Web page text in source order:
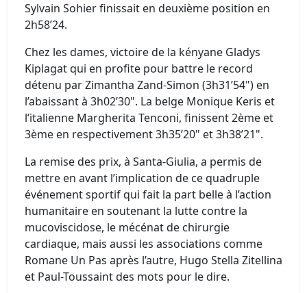
Sylvain Sohier finissait en deuxième position en
2h58’24.
Chez les dames, victoire de la kényane Gladys
Kiplagat qui en profite pour battre le record
détenu par Zimantha Zand-Simon (3h31’54") en
l’abaissant à 3h02’30". La belge Monique Keris et
l’italienne Margherita Tenconi, finissent 2ème et
3ème en respectivement 3h35’20" et 3h38’21".
La remise des prix, à Santa-Giulia, a permis de
mettre en avant l’implication de ce quadruple
événement sportif qui fait la part belle à l’action
humanitaire en soutenant la lutte contre la
mucoviscidose, le mécénat de chirurgie
cardiaque, mais aussi les associations comme
Romane Un Pas après l’autre, Hugo Stella Zitellina
et Paul-Toussaint des mots pour le dire.